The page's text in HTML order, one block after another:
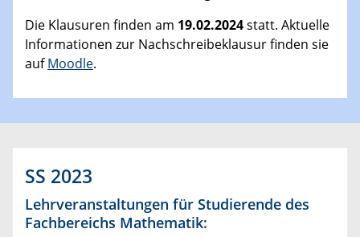
Die Klausuren finden am 19.02.2024statt. Aktuelle
Informationen zur Nachschreibeklausur finden sie
aufMoodle.
SS 2023
Lehrveranstaltungen für Studierende des
Fachbereichs Mathematik: